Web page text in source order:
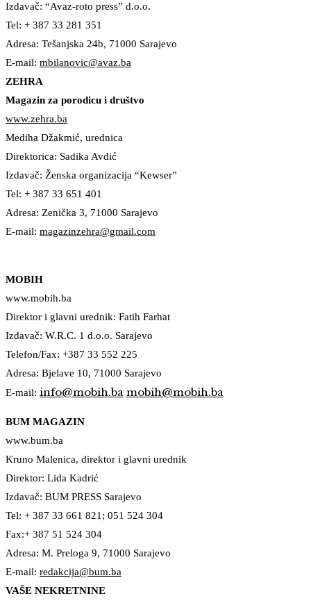
Izdavač: “Avaz-roto press” d.o.o.
Tel: + 387 33 281 351
Adresa: Tešanjska 24b, 71000 Sarajevo
E-mail: mbilanovic@avaz.ba
ZEHRA
Magazin za porodicu i društvo
www.zehra.ba
Mediha Džakmić, urednica
Direktorica: Sadika Avdić
Izdavač: Ženska organizacija “Kewser”
Tel: + 387 33 651 401
Adresa: Zenička 3, 71000 Sarajevo
E-mail: magazinzehra@gmail.com
MOBIH
www.mobih.ba
Direktor i glavni urednik: Fatih Farhat
Izdavač: W.R.C. 1 d.o.o. Sarajevo
Telefon/Fax: +387 33 552 225
Adresa: Bjelave 10, 71000 Sarajevo
E-mail: info@mobih.ba mobih@mobih.ba
BUM MAGAZIN
www.bum.ba
Kruno Malenica, direktor i glavni urednik
Direktor: Lida Kadrić
Izdavač: BUM PRESS Sarajevo
Tel: + 387 33 661 821; 051 524 304
Fax:+ 387 51 524 304
Adresa: M. Preloga 9, 71000 Sarajevo
E-mail: redakcija@bum.ba
VAŠE NEKRETNINE